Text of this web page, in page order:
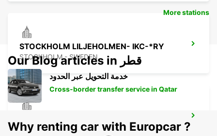
STOCKHOLM LILJEHOLMEN- IKC-*RY
STOCKHOLM - SWEDEN
SEGELTORP - SWEDEN
More stations
Our Blog articles in قطر
خدمة التحويل عبر الحدود
Cross-border transfer service in Qatar
Why renting car with Europcar ?